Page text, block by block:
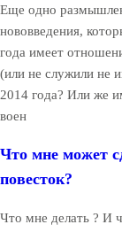
Еще одно
нововведения,
года имеет
(или не служили не
2014 года? Или же
воен
Что мне может
повесток?
Что мне делать ? И